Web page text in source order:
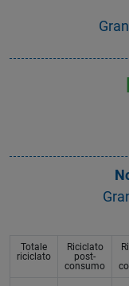
Totale
riciclato
Riciclato
post-
consumo